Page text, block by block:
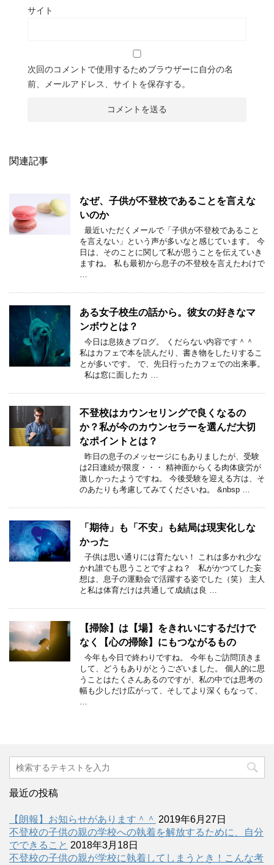
サイト
次回のコメントで使用するためブラウザーに自分の名
前、メールアドレス、サイトを保存する。
関連記事
なぜ、子供が不登校であることを言えな
いのか
最近いただくメールで「子供が不登校であること
を言えない」という声が多いなと感じています。 今
日は、そのことに関して私が思うことを伝えていき
ますね。 私も最初から息子の不登校を言えたわけで
…
ある女子校生の話から。彼女の好きなマ
ンボウとは？
今日は息抜きブログ。 くだらない内容です＾＾
私はカフェで本を読んだり、書き物をしたりするこ
とが多いです。 で、先日行ったカフェでの出来事。
私は窓に面したカ …
不登校はカウンセリングで良くなるの
か？私が今のカウンセラーを選んだ大切
なポイントとは？
昨日の息子のメッセージにもありましたが、受験
は2日連続が限度・・・ 精神面からくる肉体疲労が
激しかったようですね。 今後受験を迎える方は、そ
のあたりも考慮してみてくださいね。 &nbsp …
「期待」も「不安」も結局は現実化しな
かった
子供は思い通りには育たない！ これは多かれ少な
かれ誰でも思うことですよね？ 私がかつてした妄
想は、息子の運動会で活躍する姿でした（笑） 主人
と私は体育だけは共通して成績は良 …
【掃除】は【場】をきれいにするだけで
なく【心の掃除】にもつながるもの
今年も今日で終わりですね。 今年もご訪問頂きま
して、どうもありがとうございました。 個人的に思
うことはたくさんあるのですが、私の中では思考の
幅も少しだけ広がって、そしてより深くもなって、
…
最近の投稿
【朗報】お知らせがあります＾＾ 2019年6月27日
不登校の子供の親の学校への執着を解放するために、自分
でできること 2018年3月18日
不登校の子供の親が学校に執着してしまうとき！こんな考